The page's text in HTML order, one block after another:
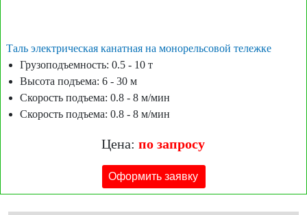
Таль электрическая канатная на монорельсовой тележке
Грузоподъемность: 0.5 - 10 т
Высота подъема: 6 - 30 м
Скорость подъема: 0.8 - 8 м/мин
Скорость подъема: 0.8 - 8 м/мин
Цена:по запросу
Оформить заявку